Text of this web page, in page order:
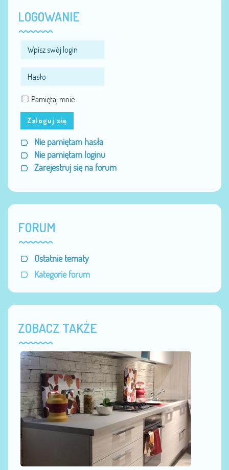
LOGOWANIE
Pamiętaj mnie
Zaloguj się
Nie pamiętam hasła
Nie pamiętam loginu
Zarejestruj się na forum
FORUM
Ostatnie tematy
Kategorie forum
ZOBACZ TAKŻE